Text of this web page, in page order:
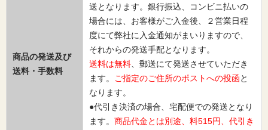
商品の発送及び
送料・手数料
送となります。銀行振込、コンビニ払いの
場合には、お客様がご入金後、２営業日程
度にて弊社に入金通知がまいりますので、
それからの発送手配となります。
送料は無料 、郵送にて発送させていただき
ます。
ご指定のご住所のポストへの投函と
なります。
●代引き決済の場合、宅配便での発送となり
ます。 商品代金とは別途、料515円、代引き